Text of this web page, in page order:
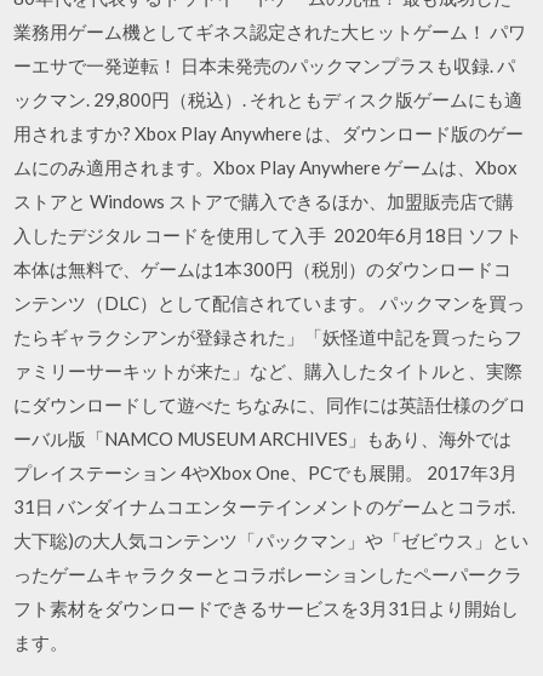
業務用ゲーム機としてギネス認定された大ヒットゲーム！ パワ
ーエサで一発逆転！ 日本未発売のパックマンプラスも収録. パ
ックマン. 29,800円（税込）. それともディスク版ゲームにも適
用されますか? Xbox Play Anywhere は、ダウンロード版のゲー
ムにのみ適用されます。Xbox Play Anywhere ゲームは、Xbox
ストアと Windows ストアで購入できるほか、加盟販売店で購
入したデジタル コードを使用して入手 2020年6月18日 ソフト
本体は無料で、ゲームは1本300円（税別）のダウンロードコ
ンテンツ（DLC）として配信されています。 パックマンを買っ
たらギャラクシアンが登録された」「妖怪道中記を買ったらフ
ァミリーサーキットが来た」など、購入したタイトルと、実際
にダウンロードして遊べた ちなみに、同作には英語仕様のグロ
ーバル版「NAMCO MUSEUM ARCHIVES」もあり、海外では
プレイステーション 4やXbox One、PCでも展開。 2017年3月
31日 バンダイナムコエンターテインメントのゲームとコラボ.
大下聡)の大人気コンテンツ「パックマン」や「ゼビウス」とい
ったゲームキャラクターとコラボレーションしたペーパークラ
フト素材をダウンロードできるサービスを3月31日より開始し
ます。